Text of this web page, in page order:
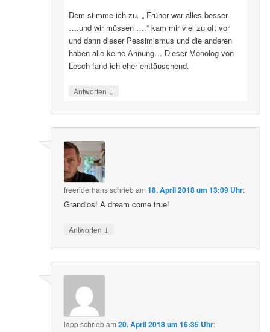
Dem stimme ich zu. „ Früher war alles besser
….und wir müssen ….“ kam mir viel zu oft vor
und dann dieser Pessimismus und die anderen
haben alle keine Ahnung… Dieser Monolog von
Lesch fand ich eher enttäuschend.
Antworten ↓
freeriderhansschriebam18. April 2018 um 13:09 Uhr:
Grandios! A dream come true!
Antworten ↓
lappschriebam20. April 2018 um 16:35 Uhr: